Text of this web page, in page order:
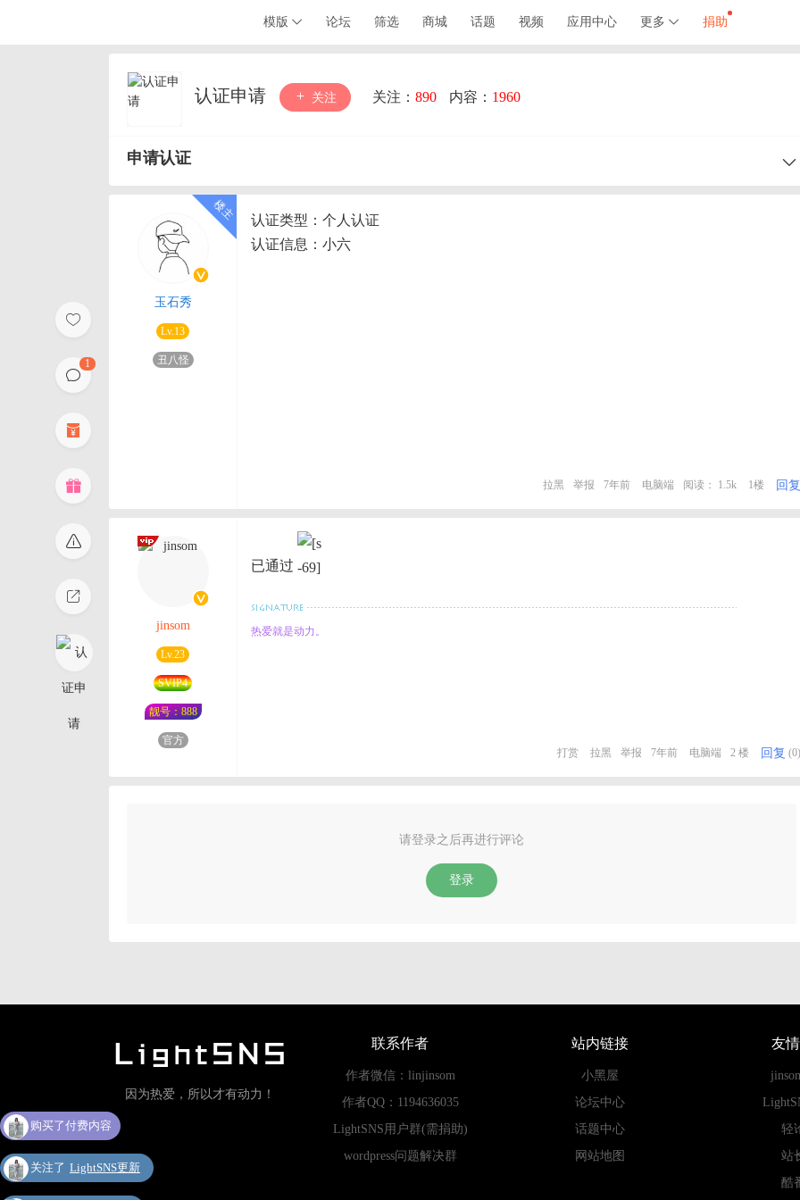
模版 论坛 筛选 商城 话题 视频 应用中心 更多 捐助
认证申请 关注 关注： 890 内容： 1960
申请认证
1
玉石秀
Lv.13
丑八怪
认证类型：个人认证
认证信息：小六
拉黑 举报 7年前 电脑端 阅读： 1.5k 1楼 回复
jinsom
Lv.23
SVIP4
靓号：888
官方
已通过
热爱就是动力。
打赏 拉黑 举报 7年前 电脑端 2 楼 回复 (0)
请登录之后再进行评论
登录
因为热爱，所以才有动力！
联系作者
作者微信：linjinsom
作者QQ：1194636035
LightSNS用户群(需捐助)
wordpress问题解决群
站内链接
小黑屋
论坛中心
话题中心
网站地图
友
轻
站
酷
购买了付费内容
关注了 LightSNS更新